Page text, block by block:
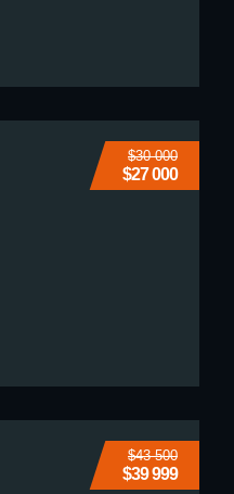
$30 000
$27 000
$43 500
$39 999